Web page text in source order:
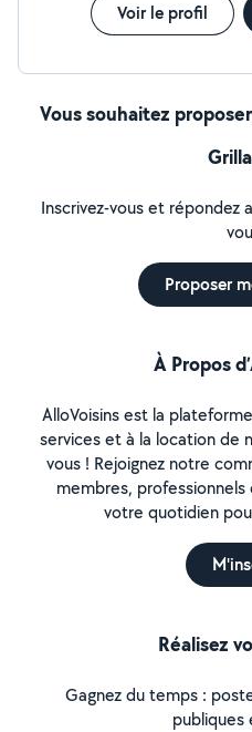
Voir le profil
Vous souhaitez
Inscrivez-vous et répondez
Proposer
À Propos
AlloVoisins est la
services et à la location de
vous ! Rejoignez notre
membres,
votre quotidien
Réalisez
Gagnez du temps :
publiques